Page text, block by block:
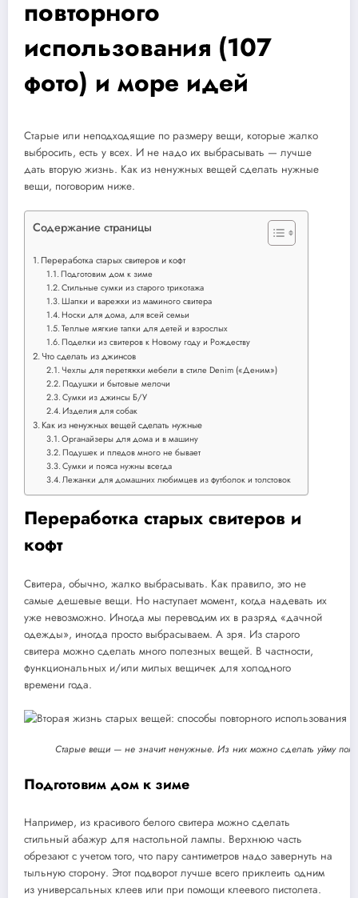
повторного
использования (107
фото) и море идей
Старые или неподходящие по размеру вещи, которые жалко
выбросить, есть у всех. И не надо их выбрасывать — лучше
дать вторую жизнь. Как из ненужных вещей сделать нужные
вещи, поговорим ниже.
Содержание страницы
Переработка старых свитеров и кофт
Подготовим дом к зиме
Стильные сумки из старого трикотажа
Шапки и варежки из маминого свитера
Носки для дома, для всей семьи
Теплые мягкие тапки для детей и взрослых
Поделки из свитеров к Новому году и Рождеству
Что сделать из джинсов
Чехлы для перетяжки мебели в стиле Denim («Деним»)
Подушки и бытовые мелочи
Сумки из джинсы Б/У
Изделия для собак
Как из ненужных вещей сделать нужные
Органайзеры для дома и в машину
Подушек и пледов много не бывает
Сумки и пояса нужны всегда
Лежанки для домашних любимцев из футболок и толстовок
Переработка старых свитеров и
кофт
Свитера, обычно, жалко выбрасывать. Как правило, это не
самые дешевые вещи. Но наступает момент, когда надевать их
уже невозможно. Иногда мы переводим их в разряд «дачной
одежды», иногда просто выбрасываем. А зря. Из старого
свитера можно сделать много полезных вещей. В частности,
функциональных и/или милых вещичек для холодного
времени года.
Старые вещи — не значит ненужные. Из них можно сделать уйму
Подготовим дом к зиме
Например, из красивого белого свитера можно сделать
стильный абажур для настольной лампы. Верхнюю часть
обрезают с учетом того, что пару сантиметров надо завернуть на
тыльную сторону. Этот подворот лучше всего приклеить одним
из универсальных клеев или при помощи клеевого пистолета.